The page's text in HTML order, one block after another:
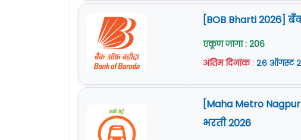
वेतनमान (Pay Scale) :
२०,०००/- रुपये ते
नोकरी ठिकाण : नागपूर (महाराष्ट्र)
अर्ज पाठविण्याचा पत्ता :
पोलीस आयुक्त कार्यालय,
जाहिरात (Notification) :
Official Site :
www.nagpurpolice.gov.in
[BOB Bharti 2026]
एकूण जागा : 206
अंतिम दिनांक: २६ ऑगस्ट
[Maha Metro
भरती 2026